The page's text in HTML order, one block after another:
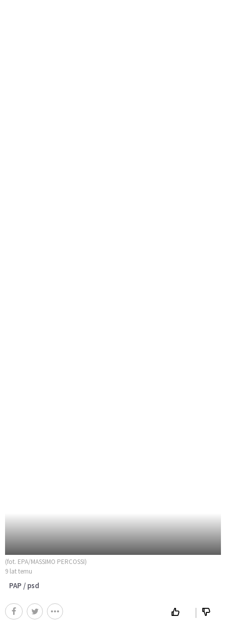
(fot. EPA/MASSIMO PERCOSSI)
9 lat temu
PAP / psd